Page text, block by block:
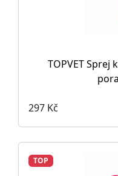
TOPVET Sprej
297 Kč
TOP